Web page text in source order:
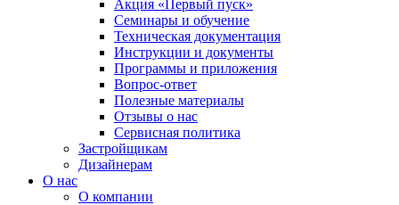
Акция «Первый пуск»
Семинары и обучение
Техническая документация
Инструкции и документы
Программы и приложения
Вопрос-ответ
Полезные материалы
Отзывы о нас
Сервисная политика
Застройщикам
Дизайнерам
О нас
О компании